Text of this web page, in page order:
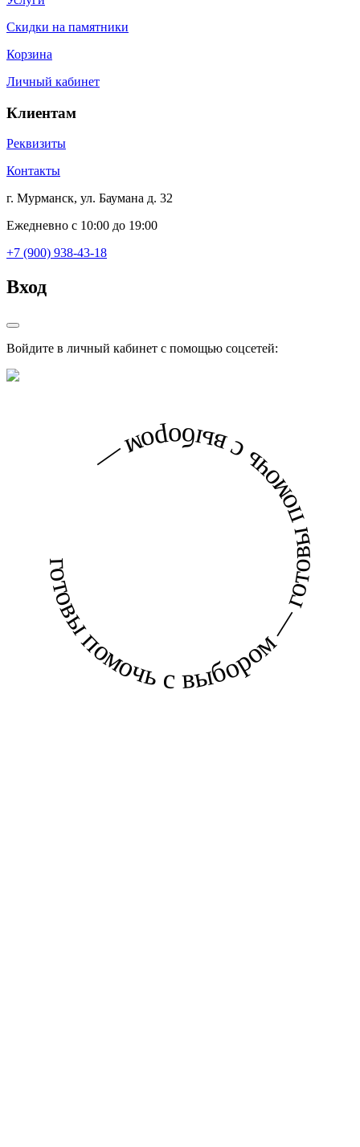
Скидки на памятники
Корзина
Личный кабинет
Клиентам
Реквизиты
Контакты
г. Мурманск, ул. Баумана д. 32
Ежедневно с 10:00 до 19:00
+7 (900) 938-43-18
Вход
Войдите в личный кабинет с помощью соцсетей:
готовы помочь с выбором — готовы помочь с выбором —